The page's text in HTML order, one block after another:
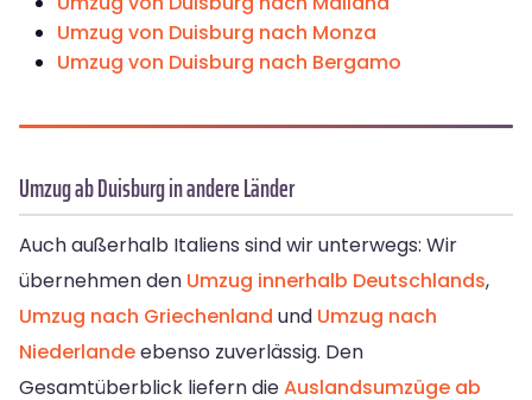
Umzug von Duisburg nach Monza
Umzug von Duisburg nach Bergamo
Umzug ab Duisburg in andere Länder
Auch außerhalb Italiens sind wir unterwegs: Wir
übernehmen den Umzug innerhalb Deutschlands,
Umzug nach Griechenland und Umzug nach
Niederlandeebenso zuverlässig. Den
Gesamtüberblick liefern dieAuslandsumzüge ab